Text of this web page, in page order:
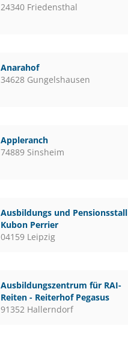
24340 Friedensthal
Anarahof
34628 Gungelshausen
Appleranch
74889 Sinsheim
Ausbildungs und Pensionsstall
Kubon Perrier
04159 Leipzig
Ausbildungszentrum für RAI-
Reiten - Reiterhof Pegasus
91352 Hallerndorf